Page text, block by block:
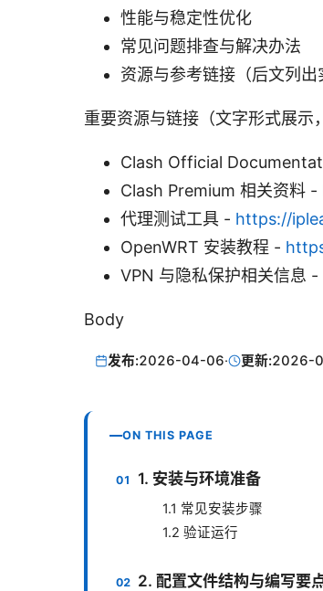
性能与稳定性优化
常见问题排查与解决办法
资源与参考链接（后文列出
重要资源与链接（文字形式展示
Clash Official
Clash Premium 相关资料 -
代理测试工具 - https://
OpenWRT 安装教程 -
VPN 与隐私保护相关信息 -
Body
发布:2026-04-06· 更新:2026-
ON THIS PAGE
1. 安装与环境准备
1.1 常见安装步骤
1.2 验证运行
2. 配置文件结构与编写要